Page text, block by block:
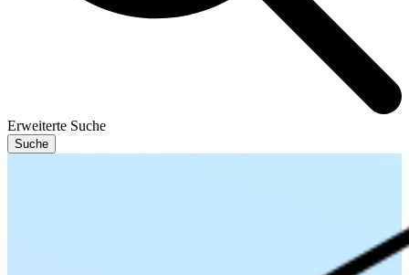
Erweiterte Suche
Suche